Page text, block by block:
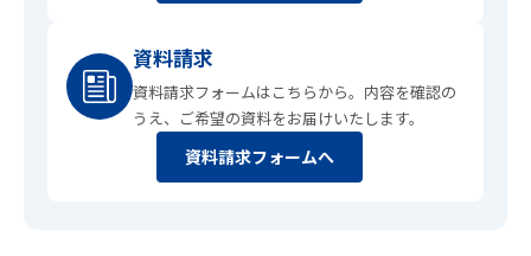
資料請求
資料請求フォームはこちらから。内容を確認の
うえ、ご希望の資料をお届けいたします。
資料請求フォームへ